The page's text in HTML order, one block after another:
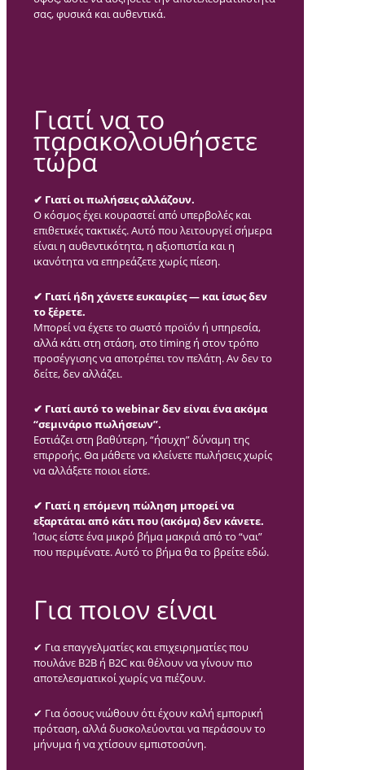
σας, φυσικά και αυθεντικά.
Γιατί να το
παρακολουθήσετε
τώρα
✔ Γιατί οι πωλήσεις αλλάζουν.
Ο κόσμος έχει κουραστεί από υπερβολές και
επιθετικές τακτικές. Αυτό που λειτουργεί σήμερα
είναι η αυθεντικότητα, η αξιοπιστία και η
ικανότητα να επηρεάζετε χωρίς πίεση.
✔ Γιατί ήδη χάνετε ευκαιρίες — και ίσως δεν
το ξέρετε.
Μπορεί να έχετε το σωστό προϊόν ή υπηρεσία,
αλλά κάτι στη στάση, στο timing ή στον τρόπο
προσέγγισης να αποτρέπει τον πελάτη. Αν δεν το
δείτε, δεν αλλάζει.
✔ Γιατί αυτό το webinar δεν είναι ένα ακόμα
“σεμινάριο πωλήσεων”.
Εστιάζει στη βαθύτερη, “ήσυχη” δύναμη της
επιρροής. Θα μάθετε να κλείνετε πωλήσεις χωρίς
να αλλάξετε ποιοι είστε.
✔ Γιατί η επόμενη πώληση μπορεί να
εξαρτάται από κάτι που (ακόμα) δεν κάνετε.
Ίσως είστε ένα μικρό βήμα μακριά από το “ναι”
που περιμένατε. Αυτό το βήμα θα το βρείτε εδώ.
Για ποιον είναι
✔ Για επαγγελματίες και επιχειρηματίες που
πουλάνε B2B ή B2C και θέλουν να γίνουν πιο
αποτελεσματικοί χωρίς να πιέζουν.
✔ Για όσους νιώθουν ότι έχουν καλή εμπορική
πρόταση, αλλά δυσκολεύονται να περάσουν το
μήνυμα ή να χτίσουν εμπιστοσύνη.